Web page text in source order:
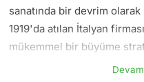
sanatında bir devrim
1919'da atılan İtalyan
mükemmel bir büyüme
liderliği sağlamış ve